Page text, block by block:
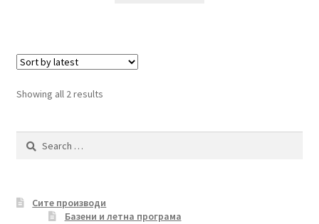
Showing all 2 resultsSorted
Search
Сите производи
Базени и летна програма